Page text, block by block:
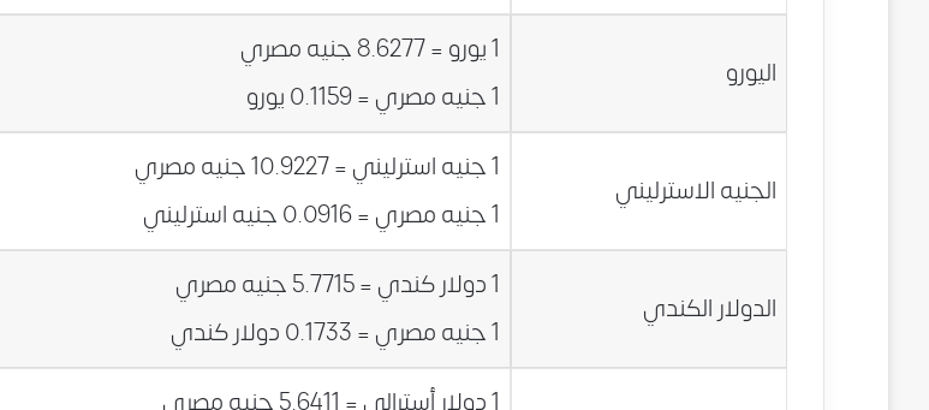
اليورو
1 يورو = 8.6277 جنيه مصري
1 جنيه مصري = 0.1159 يورو
الجنيه الاسترليني
1 جنيه استرليني = 10.9227 جنيه مصري
1 جنيه مصري = 0.0916 جنيه استرليني
الدولار الكندي
1 دولار كندي = 5.7715 جنيه مصري
1 جنيه مصري = 0.1733 دولار كندي
1 دولار أسترالي = 5.6411 جنيه مصري